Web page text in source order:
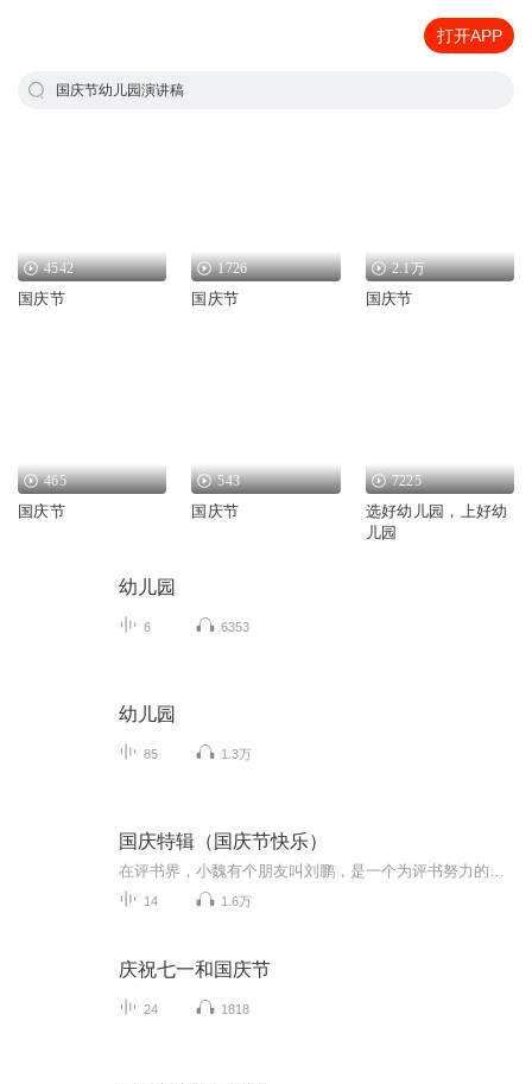
打开APP
国庆节幼儿园演讲稿
4542
国庆节
1726
国庆节
2.1万
国庆节
465
国庆节
543
国庆节
7225
选好幼儿园，上好幼
儿园
幼儿园
6 6353
幼儿园
85 1.3万
国庆特辑（国庆节快乐）
14 1.6万
庆祝七一和国庆节
24 1818